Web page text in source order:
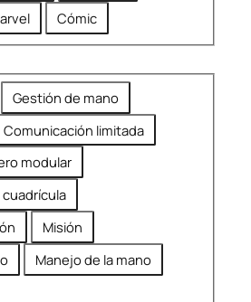
Cómic
Gestión de mano
Comunicación limitada
modular
Misión
Manejo de la mano